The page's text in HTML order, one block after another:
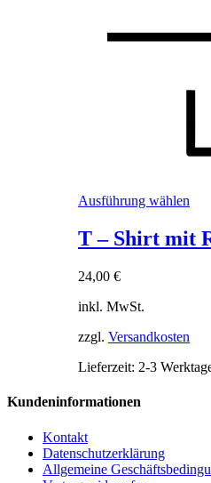
Ausführung wählen
auf
der
T – Shirt mit
24,00 €
inkl. MwSt.
zzgl. Versandkosten
Lieferzeit: 2-3
Kundeninformationen
Kontakt
Datenschutzerklärung
Allgemeine